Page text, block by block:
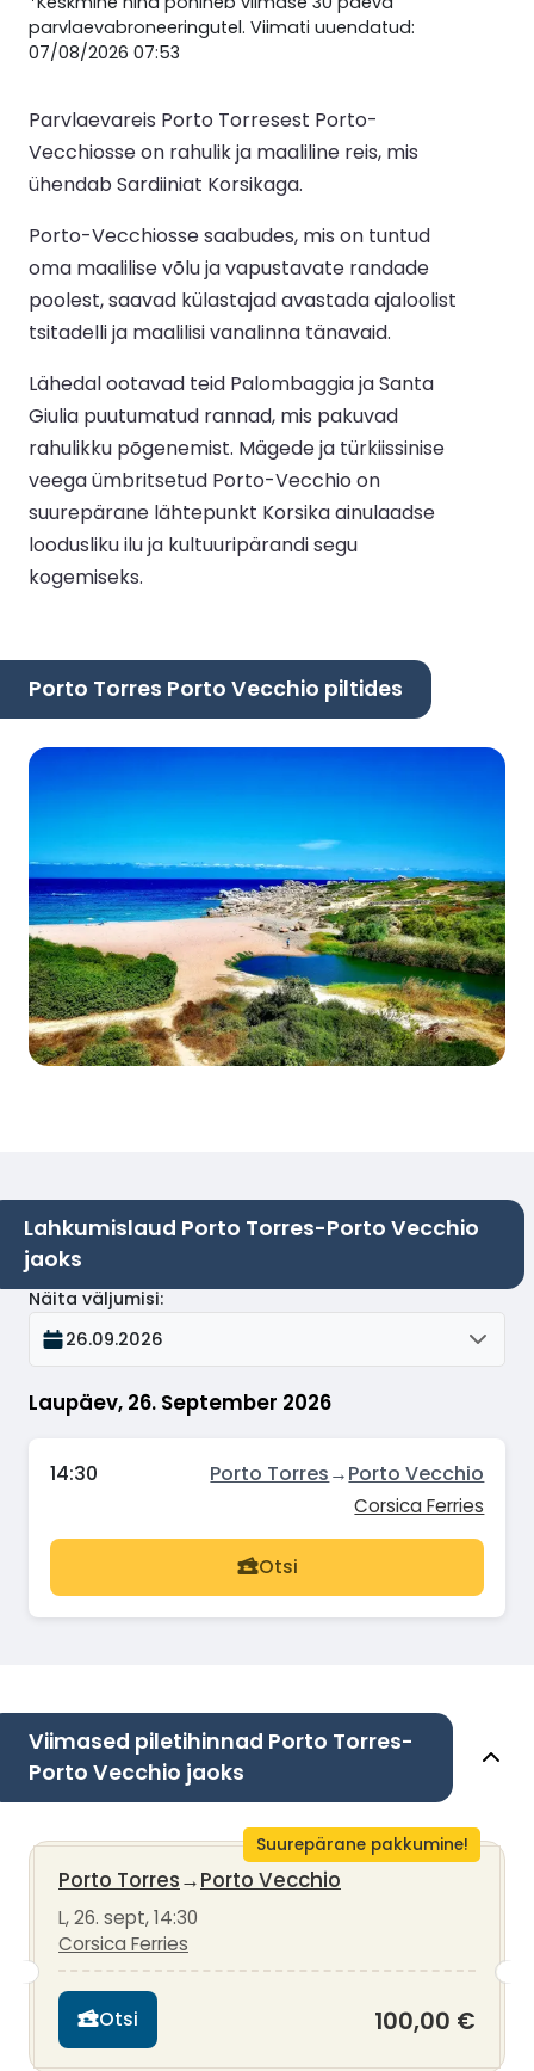
parvlaevabroneeringutel. Viimati uuendatud:
07/08/2026 07:53
Parvlaevareis Porto Torresest Porto-
Vecchiosse on rahulik ja maaliline reis, mis
ühendab Sardiiniat Korsikaga.
Porto-Vecchiosse saabudes, mis on tuntud
oma maalilise võlu ja vapustavate randade
poolest, saavad külastajad avastada ajaloolist
tsitadelli ja maalilisi vanalinna tänavaid.
Lähedal ootavad teid Palombaggia ja Santa
Giulia puutumatud rannad, mis pakuvad
rahulikku põgenemist. Mägede ja türkiissinise
veega ümbritsetud Porto-Vecchio on
suurepärane lähtepunkt Korsika ainulaadse
loodusliku ilu ja kultuuripärandi segu
kogemiseks.
Porto Torres Porto Vecchio piltides
Lahkumislaud Porto Torres-Porto Vecchio
jaoks
Laupäev, 26. September 2026
Näita väljumisi:
26.09.2026
14:30 Porto Torres→Porto Vecchio
Corsica Ferries
Otsi
Viimased piletihinnad Porto Torres-
Porto Vecchio jaoks
Suurepärane pakkumine!
Porto Torres→Porto Vecchio
L, 26. sept, 14:30
Corsica Ferries
Otsi 100,00 €